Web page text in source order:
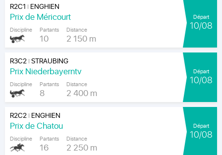
R2C1 | ENGHIEN
Prix de Méricourt
Discipline Partants
10
Distance
2 150 m
Départ
10/08
R3C2|STRAUBING
Prix Niederbayerntv
Discipline Partants
8
Distance
2 400 m
Départ
10/08
R2C2| ENGHIEN
Prix de Chatou
Discipline Partants
16
Distance
2 250 m
Départ
10/08